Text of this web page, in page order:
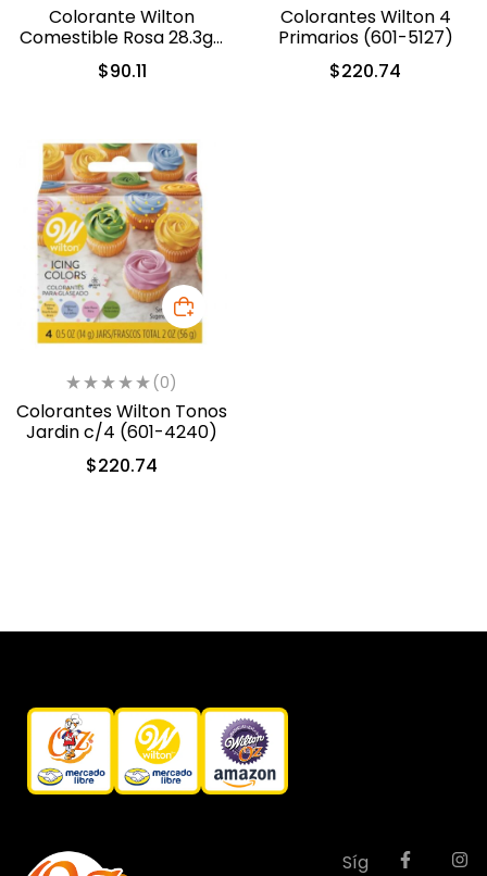
Colorante Wilton
Comestible Rosa 28.3gr.
(610-401)
$90.11
Colorantes Wilton 4
Primarios (601-5127)
$220.74
(0)
Colorantes Wilton Tonos
Jardin c/4 (601-4240)
$220.74
Síg